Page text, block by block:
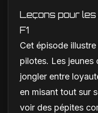
Leçons pour
F1
Cet épisode
pilotes. Les jeunes
jongler entre
en misant tout sur
voir des pépites